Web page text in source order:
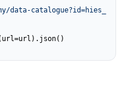
catalogue?id=hies_